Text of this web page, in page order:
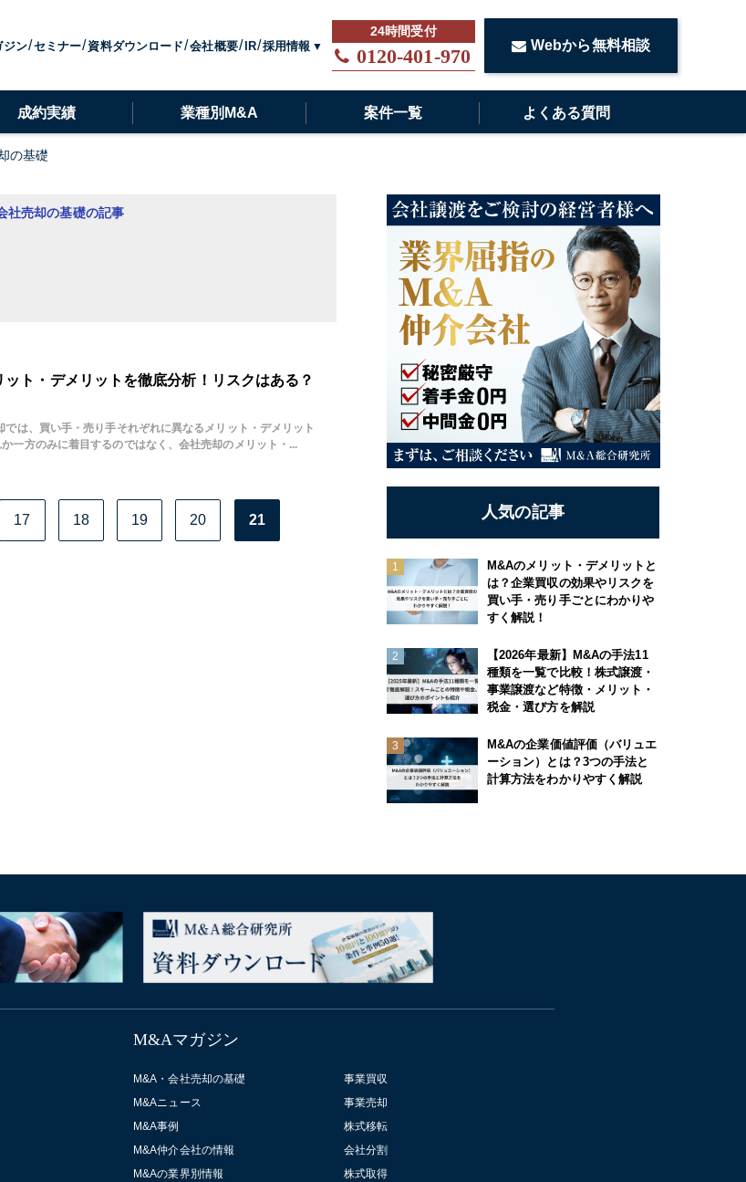
ジン セミナー 資料ダウンロード 会社概要 IR 採用情報 0120-401-970 Webから無料相談
成約実績 業種別M&A 案件一覧 よくある質問
の基礎
社売却の基礎の記事
ット・デメリットを徹底分析！リスクはある？
では、買い手・売り手それぞれに異なるメリット・デメリット
一方のみに着目するのではなく、会社売却のメリット・...
17 18 19 20 21 人気の記事
M&Aのメリット・デメリットと
は？企業買収の効果やリスクを
買い手・売り手ごとにわかりや
すく解説！
【2026年最新】M&Aの手法11
種類を一覧で比較！株式譲渡・
事業譲渡など特徴・メリット・
税金・選び方を解説
M&Aの企業価値評価（バリュエ
ーション）とは？3つの手法と
計算方法をわかりやすく解説
M&Aマガジン
M&A・会社売却の基礎
M&Aニュース
M&A事例
M&A仲介会社の情報
M&Aの業界別情報
事業買収
事業売却
株式移転
会社分割
株式取得